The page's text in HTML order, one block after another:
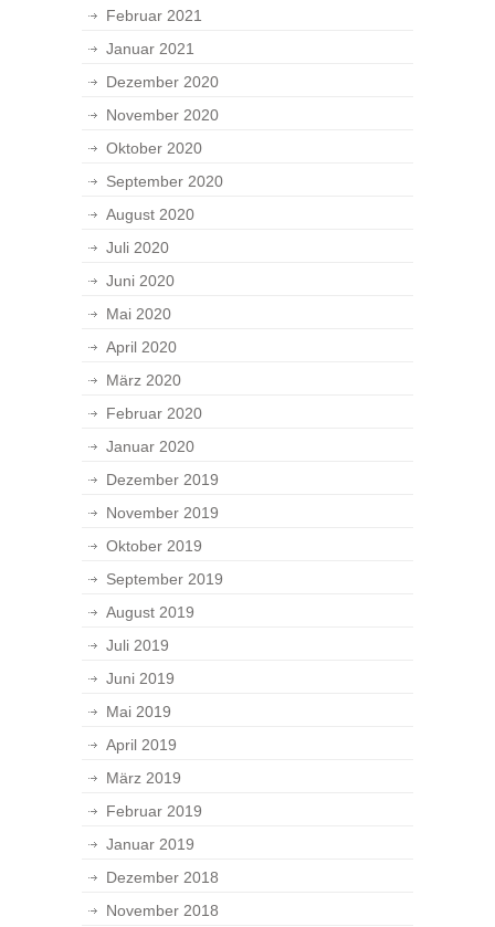
Februar 2021
Januar 2021
Dezember 2020
November 2020
Oktober 2020
September 2020
August 2020
Juli 2020
Juni 2020
Mai 2020
April 2020
März 2020
Februar 2020
Januar 2020
Dezember 2019
November 2019
Oktober 2019
September 2019
August 2019
Juli 2019
Juni 2019
Mai 2019
April 2019
März 2019
Februar 2019
Januar 2019
Dezember 2018
November 2018